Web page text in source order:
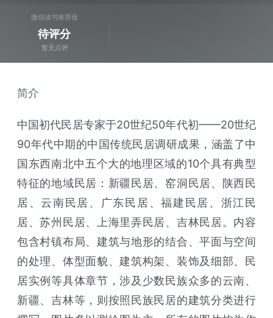
微信读书推荐值
待评分
暂无点评
简介
中国初代民居专家于20世纪50年代初——20世纪
90年代中期的中国传统民居调研成果，涵盖了中
国东西南北中五个大的地理区域的10个具有典型
特征的地域民居：新疆民居、窑洞民居、陕西民
居、云南民居、广东民居、福建民居、浙江民
居、苏州民居、上海里弄民居、吉林民居。内容
包含村镇布局、建筑与地形的结合、平面与空间
的处理、体型面貌、建筑构架、装饰及细部、民
居实例等具体章节，涉及少数民族众多的云南、
新疆、吉林等，则按照民族民居的建筑分类进行